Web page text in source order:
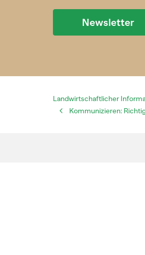
Newsletter
Landwirtschaftlicher
Kommunizieren: